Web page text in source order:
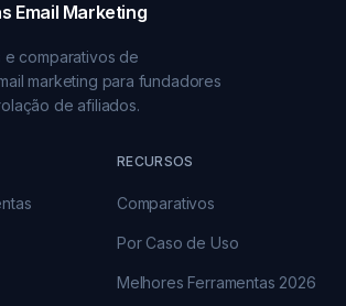
Email Marketing
e comparativos de
marketing para fundadores
de afiliados.
RECURSOS
Comparativos
Por Caso de Uso
Melhores Ferramentas 2026